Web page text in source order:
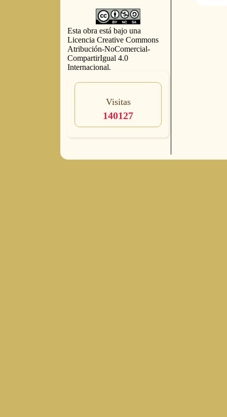
Esta obra está bajo una
Licencia Creative Commons
Atribución-NoComercial-
CompartirIgual 4.0
Internacional.
Visitas
140127